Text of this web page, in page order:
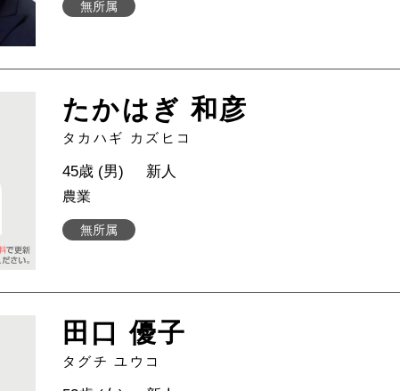
無所属
たかはぎ 和彦
タカハギ カズヒコ
無所属
45歳 (男) 新人
農業
田口 優子
タグチ ユウコ